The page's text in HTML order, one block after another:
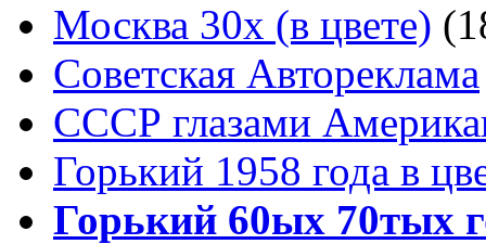
Москва 30x (в цвете)
Советская Автореклама
СССР глазами
Горький 1958 года в
Горький 60ых 70тых